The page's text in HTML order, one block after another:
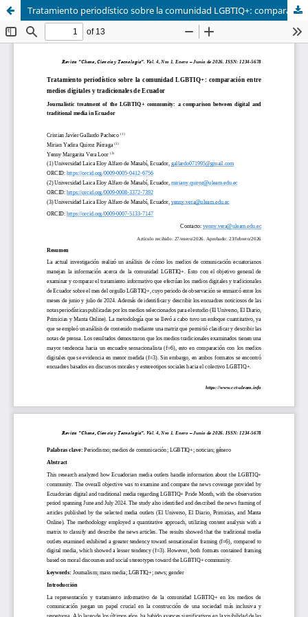
Tratamiento periodístico sobre la comunidad LGBTIQ+: comparación entre medios digitales y tradicionales de Ecuador